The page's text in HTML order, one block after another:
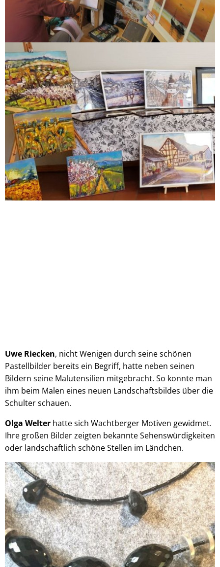
Uwe Riecken, nicht Wenigen durch seine schönen
Pastellbilder bereits ein Begriff, hatte neben seinen
Bildern seine Malutensilien mitgebracht. So konnte man
ihm beim Malen eines neuen Landschaftsbildes über die
Schulter schauen.
Olga Welter hatte sich Wachtberger Motiven gewidmet.
Ihre großen Bilder zeigten bekannte Sehenswürdigkeiten
oder landschaftlich schöne Stellen im Ländchen.